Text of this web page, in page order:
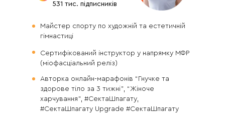
Майстер спорту по художній та естетичній
гімнастиці
Авторка онлайн-марафонів “Гнучке та
здорове тіло за 3 тижні”, “Жіноче
харчування”, #СектаШпагату,
#СектаШпагату Upgrade #СектаШпагату
Сертифікований інструктор у напрямку МФР
(міофасціальний реліз)
531 тис. підписників